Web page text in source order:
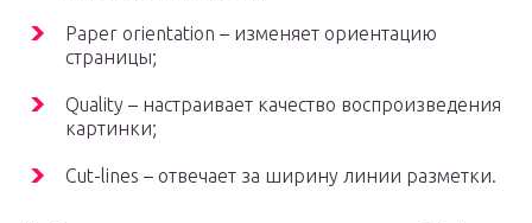
Paper orientation – изменяет ориентацию
страницы;
Quality – настраивает качество воспроизведения
картинки;
Cut-lines – отвечает за ширину линии разметки.